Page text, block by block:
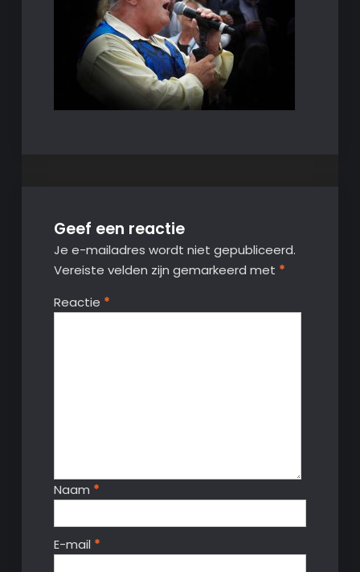
Geef een reactie
Je e-mailadres wordt niet gepubliceerd.
Vereiste velden zijn gemarkeerd met *
Reactie *
Naam *
E-mail *